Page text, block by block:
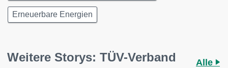
Erneuerbare Energien
Weitere Storys: TÜV-Verband
Alle